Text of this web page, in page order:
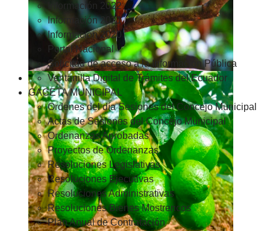
Información 2022
Información 2021
Información 2020
Portal Nacional
Solicitud de acceso a la Información Pública
Ventanilla Digital de Trámites del Ecuador
GACETA MUNICIPAL
Ordenes del día Sesiones del Concejo Municipal
Actas de Sesiones del Concejo Municipal
Ordenanzas Aprobadas
Proyectos de Ordenanzas
Resoluciones Legislativas
Resoluciones Ejecutivas
Resoluciones Administrativas
Resoluciones Bienes Mostrencos
Plan Anual de Contratación